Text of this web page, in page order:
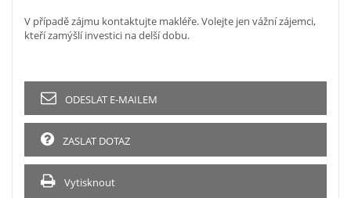
V případě zájmu kontaktujte makléře. Volejte jen vážní zájemci,
kteří zamýšlí investici na delší dobu.
ODESLAT E-MAILEM
ZASLAT DOTAZ
Vytisknout